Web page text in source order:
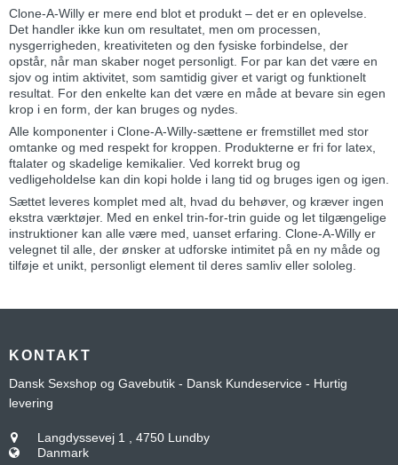
Clone-A-Willy er mere end blot et produkt – det er en oplevelse.
Det handler ikke kun om resultatet, men om processen,
nysgerrigheden, kreativiteten og den fysiske forbindelse, der
opstår, når man skaber noget personligt. For par kan det være en
sjov og intim aktivitet, som samtidig giver et varigt og funktionelt
resultat. For den enkelte kan det være en måde at bevare sin egen
krop i en form, der kan bruges og nydes.
Alle komponenter i Clone-A-Willy-sættene er fremstillet med stor
omtanke og med respekt for kroppen. Produkterne er fri for latex,
ftalater og skadelige kemikalier. Ved korrekt brug og
vedligeholdelse kan din kopi holde i lang tid og bruges igen og igen.
Sættet leveres komplet med alt, hvad du behøver, og kræver ingen
ekstra værktøjer. Med en enkel trin-for-trin guide og let tilgængelige
instruktioner kan alle være med, uanset erfaring. Clone-A-Willy er
velegnet til alle, der ønsker at udforske intimitet på en ny måde og
tilføje et unikt, personligt element til deres samliv eller sololeg.
KONTAKT
Dansk Sexshop og Gavebutik - Dansk Kundeservice - Hurtig
levering
Langdyssevej 1 , 4750 Lundby
Danmark